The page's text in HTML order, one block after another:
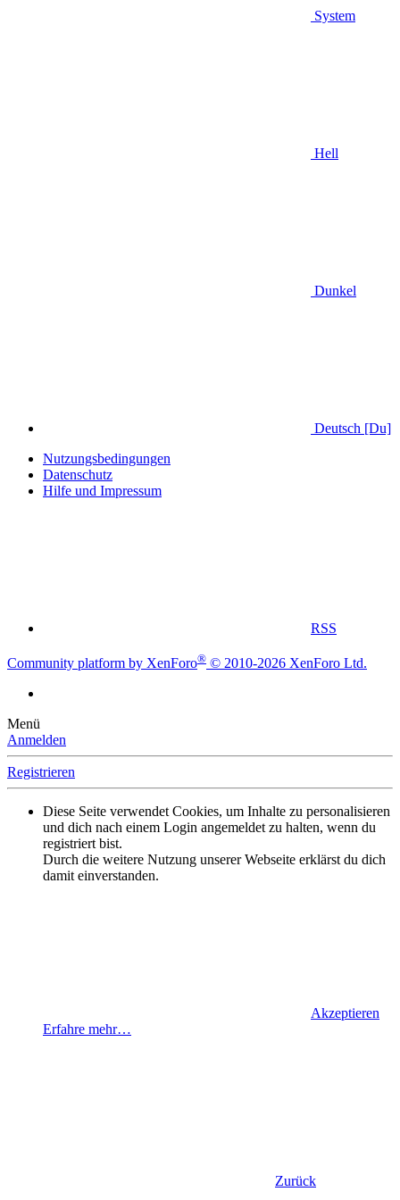
System
Hell
Dunkel
Deutsch [Du]
Nutzungsbedingungen
Datenschutz
Hilfe und Impressum
RSS
Community platform by XenForo® © 2010-2026 XenForo Ltd.
Menü
Anmelden
Registrieren
Diese Seite verwendet Cookies, um Inhalte zu personalisieren
und dich nach einem Login angemeldet zu halten, wenn du
registriert bist.
Durch die weitere Nutzung unserer Webseite erklärst du dich
damit einverstanden.
Akzeptieren
Erfahre mehr…
Zurück